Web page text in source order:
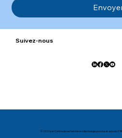
Suivez-nous
© 2025 par Centre de recherche en infectiologie porcine et avicole